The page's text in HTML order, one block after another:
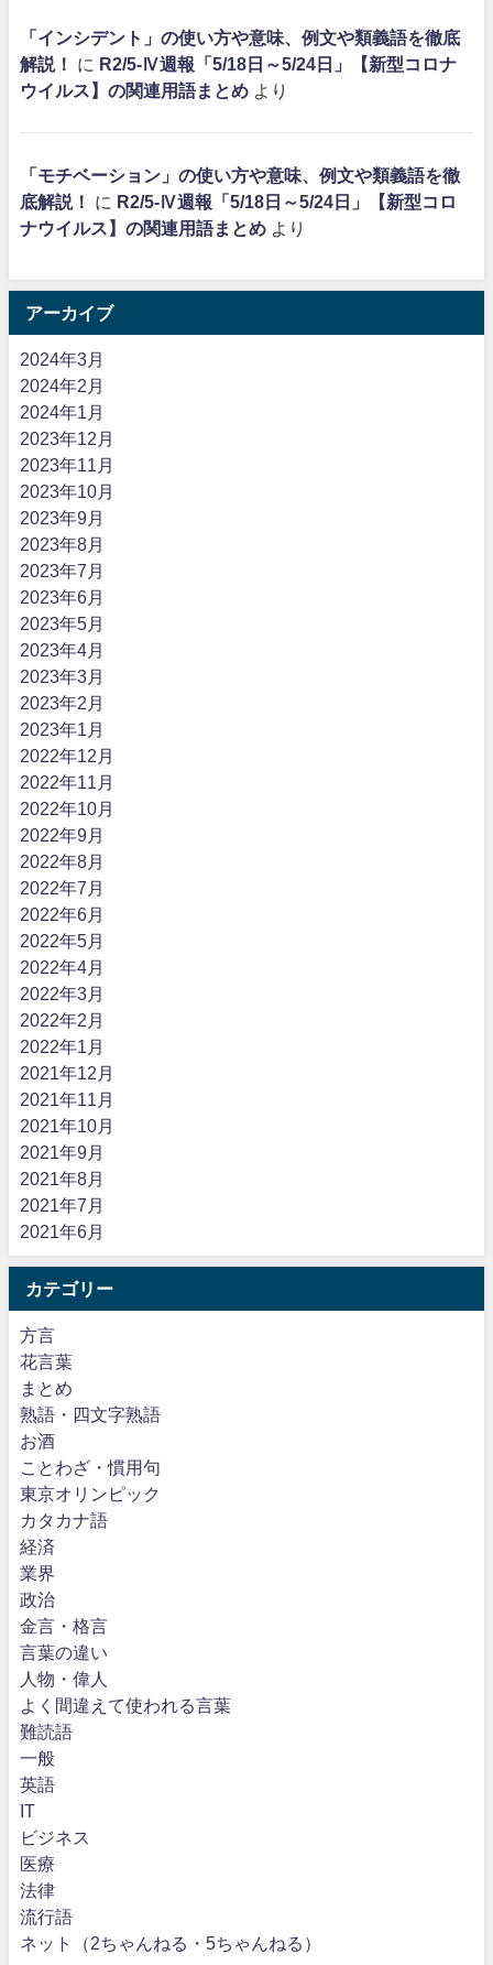
「インシデント」の使い方や意味、例文や類義語を徹底
解説！
に R2/5-Ⅳ週報「5/18日～5/24日」【新型コロナ
ウイルス】の関連用語まとめ より
「モチベーション」の使い方や意味、例文や類義語を徹
底解説！
に R2/5-Ⅳ週報「5/18日～5/24日」【新型コロ
ナウイルス】の関連用語まとめ より
アーカイブ
2024年3月
2024年2月
2024年1月
2023年12月
2023年11月
2023年10月
2023年9月
2023年8月
2023年7月
2023年6月
2023年5月
2023年4月
2023年3月
2023年2月
2023年1月
2022年12月
2022年11月
2022年10月
2022年9月
2022年8月
2022年7月
2022年6月
2022年5月
2022年4月
2022年3月
2022年2月
2022年1月
2021年12月
2021年11月
2021年10月
2021年9月
2021年8月
2021年7月
2021年6月
カテゴリー
方言
花言葉
まとめ
熟語・四文字熟語
お酒
ことわざ・慣用句
東京オリンピック
カタカナ語
経済
業界
政治
金言・格言
言葉の違い
人物・偉人
よく間違えて使われる言葉
難読語
一般
英語
IT
ビジネス
医療
法律
流行語
ネット（2ちゃんねる・5ちゃんねる）